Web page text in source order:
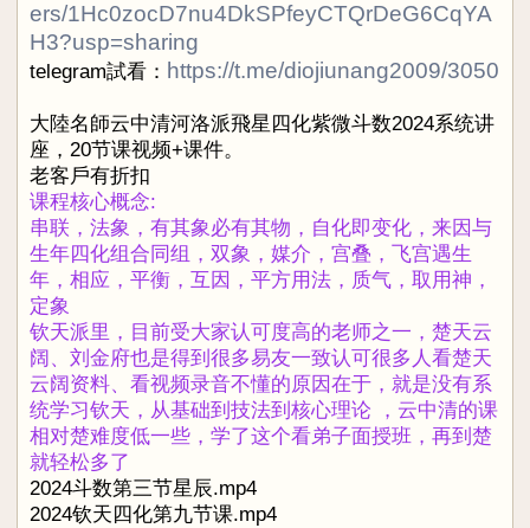
ers/1Hc0zocD7nu4DkSPfeyCTQrDeG6CqYA
H3?usp=sharing
telegram試看： https://t.me/diojiunang2009/3050
大陸名師云中清河洛派飛星四化紫微斗数2024系统讲
座，20节课视频+课件。
老客戶有折扣
课程核心概念:
串联，法象，有其象必有其物，自化即变化，来因与
生年四化组合同组，双象，媒介，宫叠，飞宫遇生
年，相应，平衡，互因，平方用法，质气，取用神，
定象
钦天派里，目前受大家认可度高的老师之一，楚天云
阔、刘金府也是得到很多易友一致认可很多人看楚天
云阔资料、看视频录音不懂的原因在于，就是没有系
统学习钦天，从基础到技法到核心理论 ，云中清的课
相对楚难度低一些，学了这个看弟子面授班，再到楚
就轻松多了
2024斗数第三节星辰.mp4
2024钦天四化第九节课.mp4